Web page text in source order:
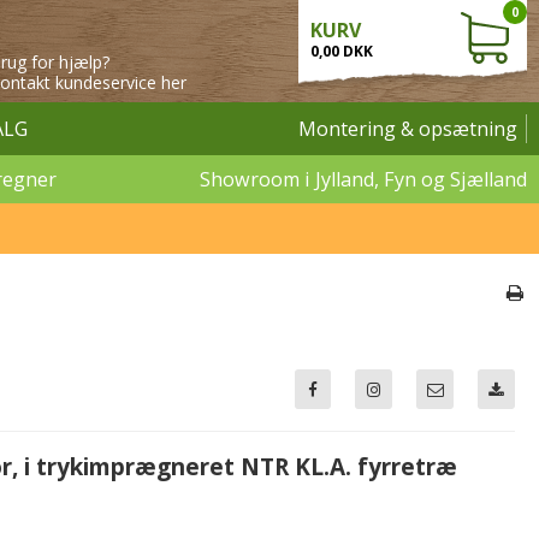
for hjælp?
kundeservice her
KURV
0,00 DKK
0
Montering & opsætning
Showroom i Jylland, Fyn og Sjælland
i trykimprægneret NTR KL.A. fyrretræ